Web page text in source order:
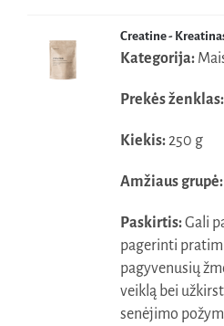
Creatine -
Kategorija:
Prekės ženklas:
Kiekis:250 g
Amžiaus grupė:
Paskirtis:Gali
pagerinti
pagyvenusių
veiklą bei
senėjimo